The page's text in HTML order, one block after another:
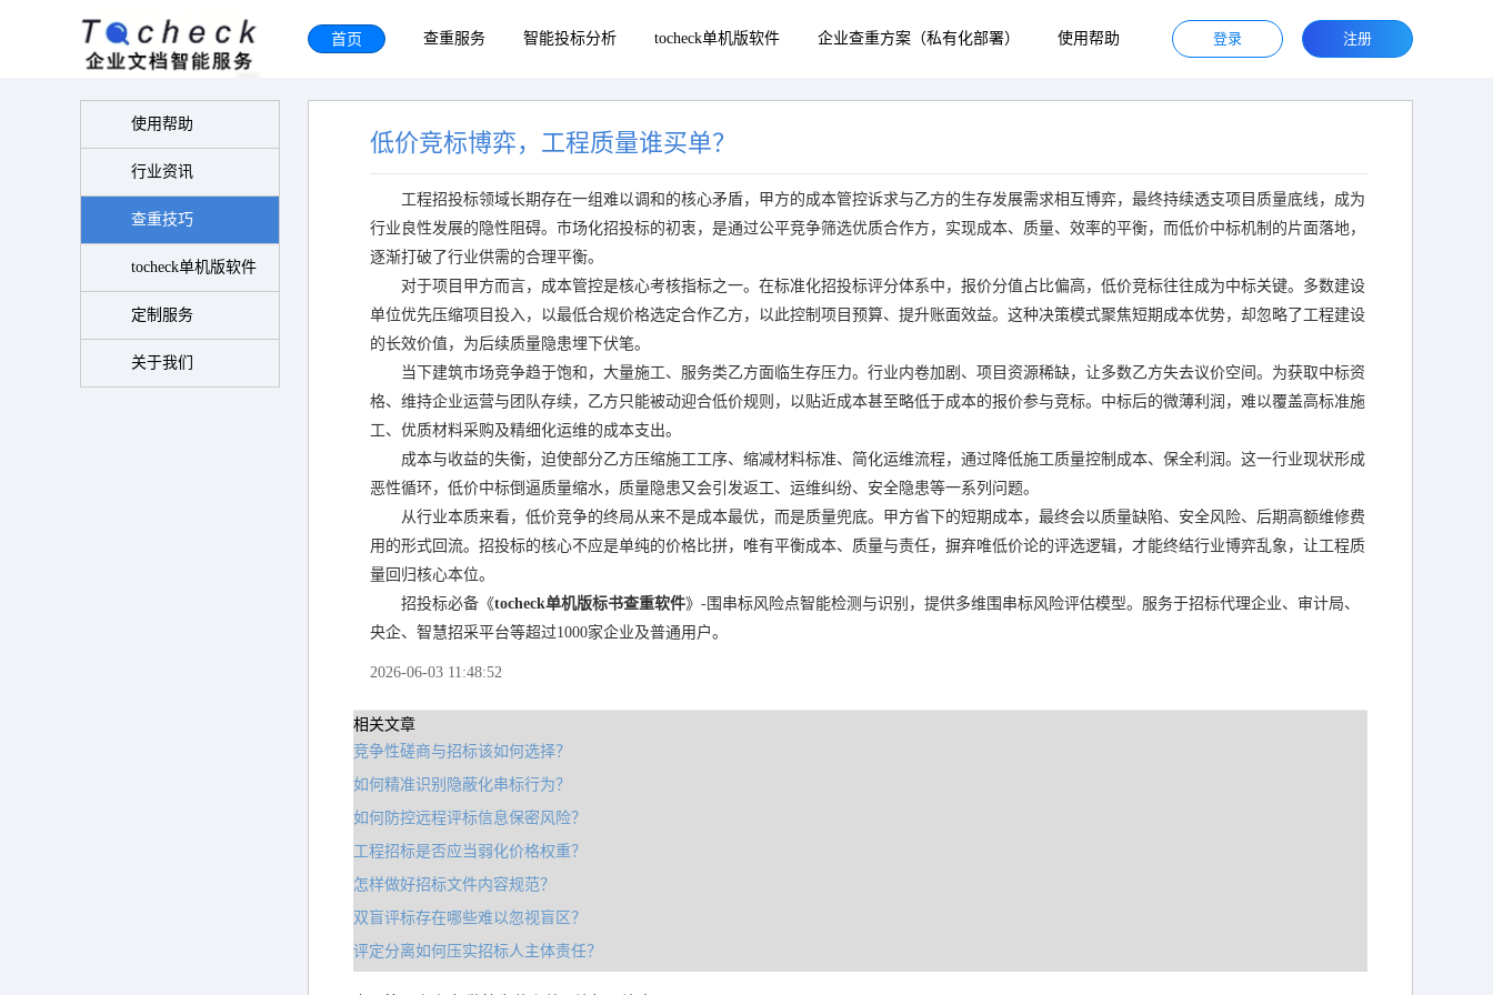
首页 查重服务 智能投标分析 tocheck单机版软件 企业查重方案（私有化部署） 使用帮助 登录 注册
使用帮助
行业资讯
查重技巧
tocheck单机版软件
定制服务
关于我们
低价竞标博弈，工程质量谁买单？
工程招投标领域长期存在一组难以调和的核心矛盾，甲方的成本管控诉求与乙方的生存发展需求相互博弈，最终持续透支项目质量底线，成为
行业良性发展的隐性阻碍。市场化招投标的初衷，是通过公平竞争筛选优质合作方，实现成本、质量、效率的平衡，而低价中标机制的片面落地，
逐渐打破了行业供需的合理平衡。
对于项目甲方而言，成本管控是核心考核指标之一。在标准化招投标评分体系中，报价分值占比偏高，低价竞标往往成为中标关键。多数建设
单位优先压缩项目投入，以最低合规价格选定合作乙方，以此控制项目预算、提升账面效益。这种决策模式聚焦短期成本优势，却忽略了工程建设
的长效价值，为后续质量隐患埋下伏笔。
当下建筑市场竞争趋于饱和，大量施工、服务类乙方面临生存压力。行业内卷加剧、项目资源稀缺，让多数乙方失去议价空间。为获取中标资
格、维持企业运营与团队存续，乙方只能被动迎合低价规则，以贴近成本甚至略低于成本的报价参与竞标。中标后的微薄利润，难以覆盖高标准施
工、优质材料采购及精细化运维的成本支出。
成本与收益的失衡，迫使部分乙方压缩施工工序、缩减材料标准、简化运维流程，通过降低施工质量控制成本、保全利润。这一行业现状形成
恶性循环，低价中标倒逼质量缩水，质量隐患又会引发返工、运维纠纷、安全隐患等一系列问题。
从行业本质来看，低价竞争的终局从来不是成本最优，而是质量兜底。甲方省下的短期成本，最终会以质量缺陷、安全风险、后期高额维修费
用的形式回流。招投标的核心不应是单纯的价格比拼，唯有平衡成本、质量与责任，摒弃唯低价论的评选逻辑，才能终结行业博弈乱象，让工程质
量回归核心本位。
招投标必备《tocheck单机版标书查重软件》-围串标风险点智能检测与识别，提供多维围串标风险评估模型。服务于招标代理企业、审计局、
央企、智慧招采平台等超过1000家企业及普通用户。
2026-06-03 11:48:52
相关文章
竞争性磋商与招标该如何选择？
如何精准识别隐蔽化串标行为？
如何防控远程评标信息保密风险？
工程招标是否应当弱化价格权重？
怎样做好招标文件内容规范？
双盲评标存在哪些难以忽视盲区？
评定分离如何压实招标人主体责任？